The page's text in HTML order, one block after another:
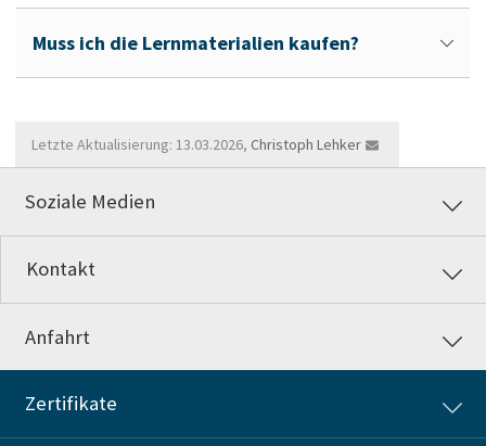
Muss ich die Lernmaterialien kaufen?
Letzte Aktualisierung: 13.03.2026, Christoph Lehker
Soziale Medien
Kontakt
Anfahrt
Zertifikate